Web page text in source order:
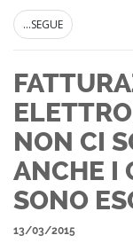
...SEGUE
NON CI
ANCHE I
SONO
13/03/2015